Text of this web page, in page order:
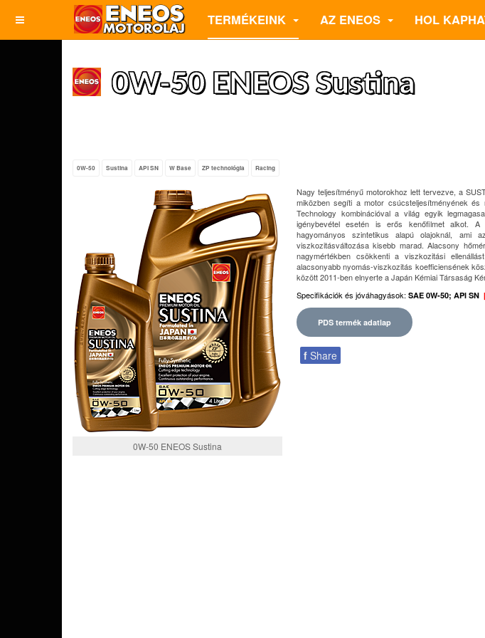
TERMÉKEINK AZ ENEOS HOL
0W-50 ENEOS Sustina
0W-50 Sustina API SN W Base ZP technológia Racing
0W-50 ENEOS Sustina
Nagy teljesítményű motorokhoz lett tervezve, a
miközben segíti a motor csúcsteljesítményének
Technology kombinációval a világ egyik
igénybevétel esetén is erős kenőfilmet alkot.
hagyományos szintetikus alapú olajoknál, ami
viszkozitásváltozása kisebb marad. Alacsony
nagymértékben csökkenti a viszkozitási
alacsonyabb nyomás-viszkozitás koefficiensének
között 2011-ben elnyerte a Japán Kémiai Társaság
Specifikációk és jóváhagyások: SAE 0W-50; API SN
PDS termék adatlap
f Share